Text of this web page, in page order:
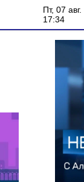
пт, 07 авг.
17:34